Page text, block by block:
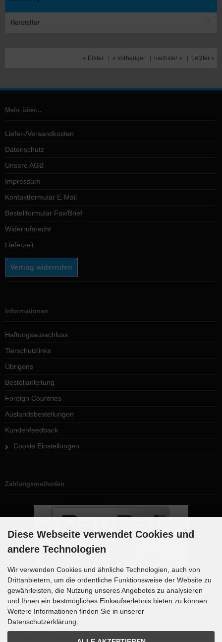
Hersteller
« Erster « vorheriger nächster » Letzter »
Mehr über...
Liefer-/Versandkosten
Datenschutz
Unsere AGB
Impressum
Kontaktformular E-Mail
Bestellformular Fax/Brief
Widerrufsrecht
Lieferzeit
Vertrag widerrufen
Informationen
Haftungsausschluss
Tierschutzlinks
Übrigens
Bestellanleitung
Foreign Countries
Auslandsbestellungen
Kundenfeedback
Cookie Einstellungen
Zahlungsmethoden
Newsletter-Anmeldung
E-Mail-Adresse:
Diese Webseite verwendet Cookies und
andere Technologien
Wir verwenden Cookies und ähnliche Technologien, auch von
Drittanbietern, um die ordentliche Funktionsweise der Website zu
gewährleisten, die Nutzung unseres Angebotes zu analysieren
und Ihnen ein bestmögliches Einkaufserlebnis bieten zu können.
Weitere Informationen finden Sie in unserer
Datenschutzerklärung.